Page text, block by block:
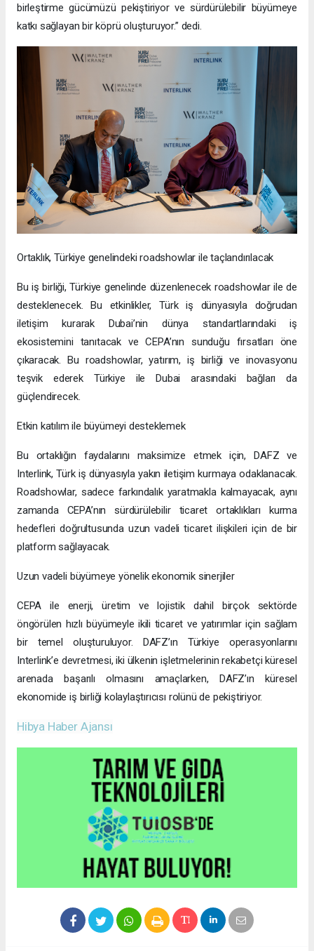
birleştirme gücümüzü pekiştiriyor ve sürdürülebilir büyümeye
katkı sağlayan bir köprü oluşturuyor.” dedi.
Ortaklık, Türkiye genelindeki roadshowlar ile taçlandırılacak
Bu iş birliği, Türkiye genelinde düzenlenecek roadshowlar ile de
desteklenecek. Bu etkinlikler, Türk iş dünyasıyla doğrudan
iletişim kurarak Dubai’nin dünya standartlarındaki iş
ekosistemini tanıtacak ve CEPA’nın sunduğu fırsatları öne
çıkaracak. Bu roadshowlar, yatırım, iş birliği ve inovasyonu
teşvik ederek Türkiye ile Dubai arasındaki bağları da
güçlendirecek.
Etkin katılım ile büyümeyi desteklemek
Bu ortaklığın faydalarını maksimize etmek için, DAFZ ve
Interlink, Türk iş dünyasıyla yakın iletişim kurmaya odaklanacak.
Roadshowlar, sadece farkındalık yaratmakla kalmayacak, aynı
zamanda CEPA’nın sürdürülebilir ticaret ortaklıkları kurma
hedefleri doğrultusunda uzun vadeli ticaret ilişkileri için de bir
platform sağlayacak.
Uzun vadeli büyümeye yönelik ekonomik sinerjiler
CEPA ile enerji, üretim ve lojistik dahil birçok sektörde
öngörülen hızlı büyümeyle ikili ticaret ve yatırımlar için sağlam
bir temel oluşturuluyor. DAFZ’ın Türkiye operasyonlarını
Interlink’e devretmesi, iki ülkenin işletmelerinin rekabetçi küresel
arenada başarılı olmasını amaçlarken, DAFZ’ın küresel
ekonomide iş birliği kolaylaştırıcısı rolünü de pekiştiriyor.
Hibya Haber Ajansı